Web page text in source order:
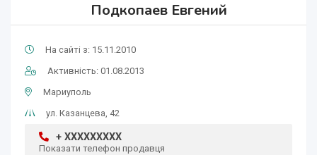
Подкопаев Евгений
На сайті з: 15.11.2010
Активність: 01.08.2013
Мариуполь
ул. Казанцева, 42
+ XXXXXXXXX
Показати телефон продавця